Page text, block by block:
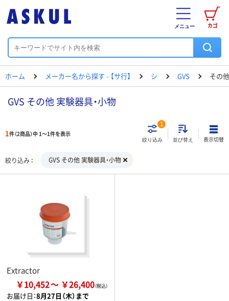
カゴ
メニュー
ホーム メーカー名から探す - 【サ行】 シ GVS その
GVS その他 実験器具・小物
1件（2商品）中 1～1件を表示
絞り込み
1
並び替え 表示切替
絞り込み GVS その他 実験器具・小物
Extractor
￥10,452 ￥26,400
お届け日：8月27日（木）まで